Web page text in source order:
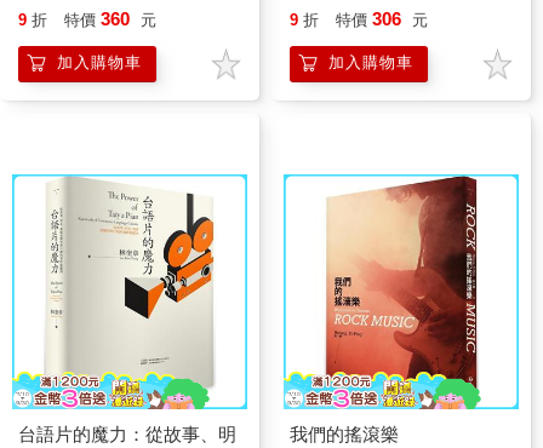
9 折 特價 360 元
加入購物車
9 折 特價 306 元
加入購物車
台語片的魔力：從故事、明
我們的搖滾樂